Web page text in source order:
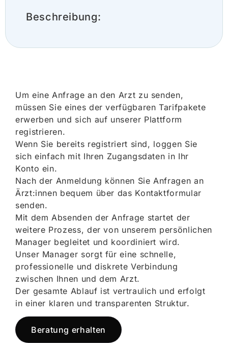
Beschreibung:
Um eine Anfrage an den Arzt zu senden,
müssen Sie eines der verfügbaren Tarifpakete
erwerben und sich auf unserer Plattform
registrieren.
Wenn Sie bereits registriert sind, loggen Sie
sich einfach mit Ihren Zugangsdaten in Ihr
Konto ein.
Nach der Anmeldung können Sie Anfragen an
Ärzt:innen bequem über das Kontaktformular
senden.
Mit dem Absenden der Anfrage startet der
weitere Prozess, der von unserem persönlichen
Manager begleitet und koordiniert wird.
Unser Manager sorgt für eine schnelle,
professionelle und diskrete Verbindung
zwischen Ihnen und dem Arzt.
Der gesamte Ablauf ist vertraulich und erfolgt
in einer klaren und transparenten Struktur.
Beratung erhalten